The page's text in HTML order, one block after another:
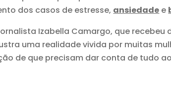
dos casos de estresse, ansiedade e
Izabella Camargo, que
uma realidade vivida por muitas
de que precisam dar conta de tudo